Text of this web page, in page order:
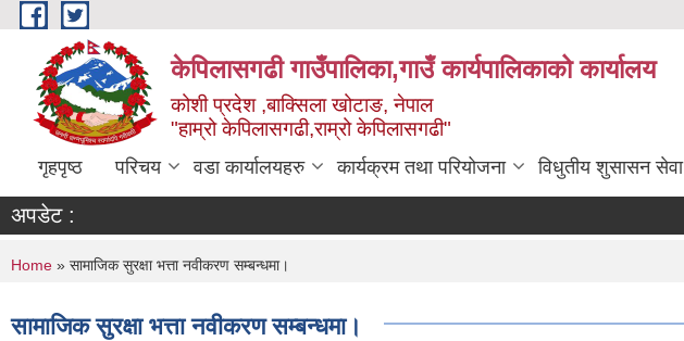
Skip to main content
केपिलासगढी गाउँपालिका,गाउँ कार्यपालिकाको कार्यालय
कोशी प्रदेश ,बाक्सिला खोटाङ, नेपाल
"हाम्रो केपिलासगढी,राम्रो केपिलासगढी"
गृहपृष्ठ परिचय वडा कार्यालयहरु कार्यक्रम तथा परियोजना विधुतीय शुसासन सेवा
अपडेट :
You are here
Home » सामाजिक सुरक्षा भत्ता नवीकरण सम्बन्धमा।
सामाजिक सुरक्षा भत्ता नवीकरण सम्बन्धमा।